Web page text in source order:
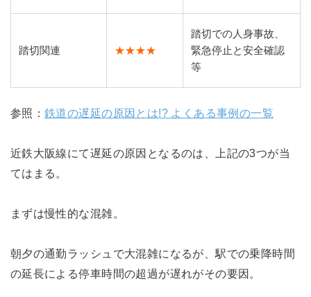
踏切関連 ★★★★
踏切での人身事故、
緊急停止と安全確認
等
参照：鉄道の遅延の原因とは!? よくある事例の一覧
近鉄大阪線にて遅延の原因となるのは、上記の3つが当
てはまる。
まずは慢性的な混雑。
朝夕の通勤ラッシュで大混雑になるが、駅での乗降時間
の延長による停車時間の超過が遅れがその要因。